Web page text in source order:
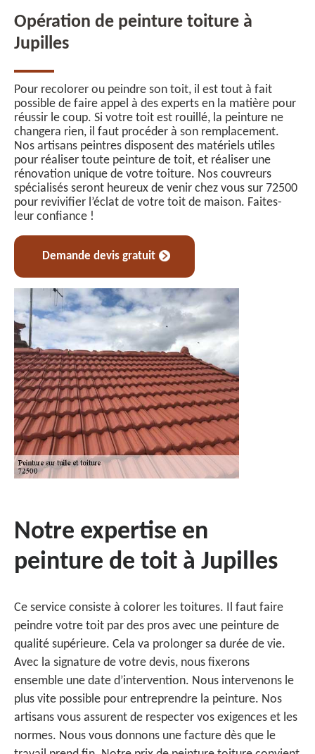
Opération de peinture toiture à
Jupilles
Pour recolorer ou peindre son toit, il est tout à fait
possible de faire appel à des experts en la matière pour
réussir le coup. Si votre toit est rouillé, la peinture ne
changera rien, il faut procéder à son remplacement.
Nos artisans peintres disposent des matériels utiles
pour réaliser toute peinture de toit, et réaliser une
rénovation unique de votre toiture. Nos couvreurs
spécialisés seront heureux de venir chez vous sur 72500
pour revivifier l’éclat de votre toit de maison. Faites-
leur confiance !
Demande devis gratuit
Notre expertise en
peinture de toit à Jupilles
Ce service consiste à colorer les toitures. Il faut faire
peindre votre toit par des pros avec une peinture de
qualité supérieure. Cela va prolonger sa durée de vie.
Avec la signature de votre devis, nous fixerons
ensemble une date d’intervention. Nous intervenons le
plus vite possible pour entreprendre la peinture. Nos
artisans vous assurent de respecter vos exigences et les
normes. Nous vous donnons une facture dès que le